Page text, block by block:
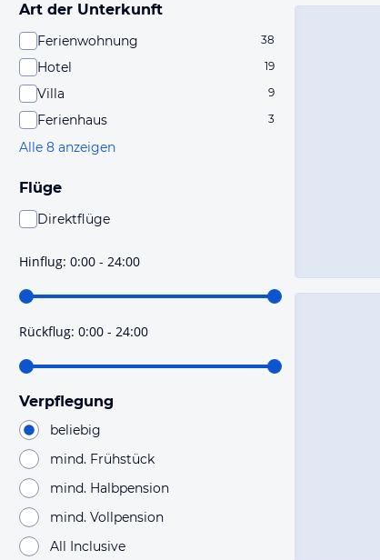
Art der Unterkunft
Ferienwohnung 38
Hotel 19
Villa 9
Ferienhaus 3
Alle 8 anzeigen
Flüge
Direktflüge
hoher Wahrscheinlichkeit Direktflüge sind. Bitte
prüfe vor der Buchung noch einmal die Flugdetails.
Hinflug: 0:00 - 24:00
Rückflug: 0:00 - 24:00
Verpflegung
beliebig
mind. Frühstück
mind. Halbpension
mind. Vollpension
All Inclusive